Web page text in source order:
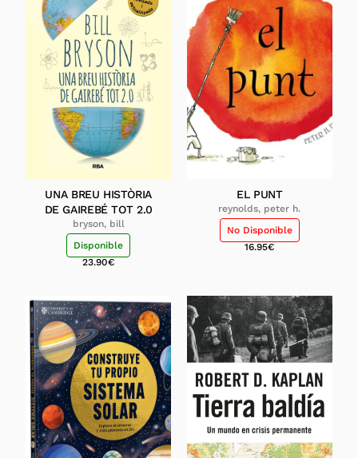
UNA BREU HISTÒRIA
DE GAIREBÉ TOT 2.0
bryson, bill
Disponible
23.90€
EL PUNT
reynolds, peter h.
No Disponible
16.95€